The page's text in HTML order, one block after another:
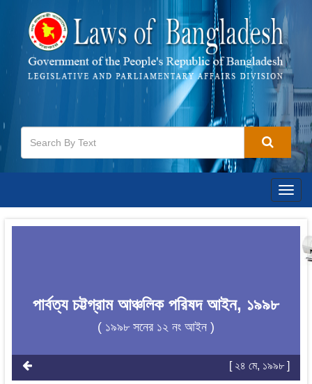
পার্বত্য চট্টগ্রাম আঞ্চলিক পরিষদ আইন, ১৯৯৮
( ১৯৯৮ সনের ১২ নং আইন )
[ ২৪ মে, ১৯৯৮ ]